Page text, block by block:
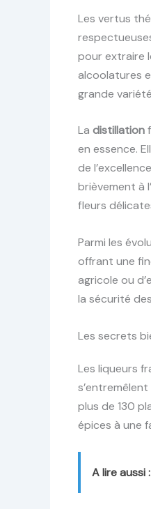
Les vertus
pour extraire
alcoolatures
grande
La distillation
en essence.
de
brièvement à
fleurs
Parmi les
offrant une
agricole ou
la sécurité
Les secrets
Les liqueurs
plus de 130
épices à une
A lire aussi :